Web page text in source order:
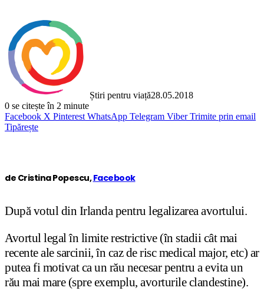
Știri pentru viață28.05.2018
0 se citește în 2 minute
Facebook X Pinterest WhatsApp Telegram Viber Trimite prin email
Tipărește
de Cristina Popescu,Facebook
După votul din Irlanda pentru legalizarea avortului.
Avortul legal în limite restrictive (în stadii cât mai
recente ale sarcinii, în caz de risc medical major, etc) ar
putea fi motivat ca un rău necesar pentru a evita un
rău mai mare (spre exemplu, avorturile clandestine).